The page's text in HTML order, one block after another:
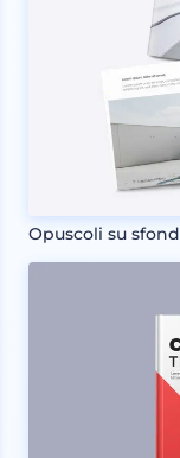
Opuscoli su